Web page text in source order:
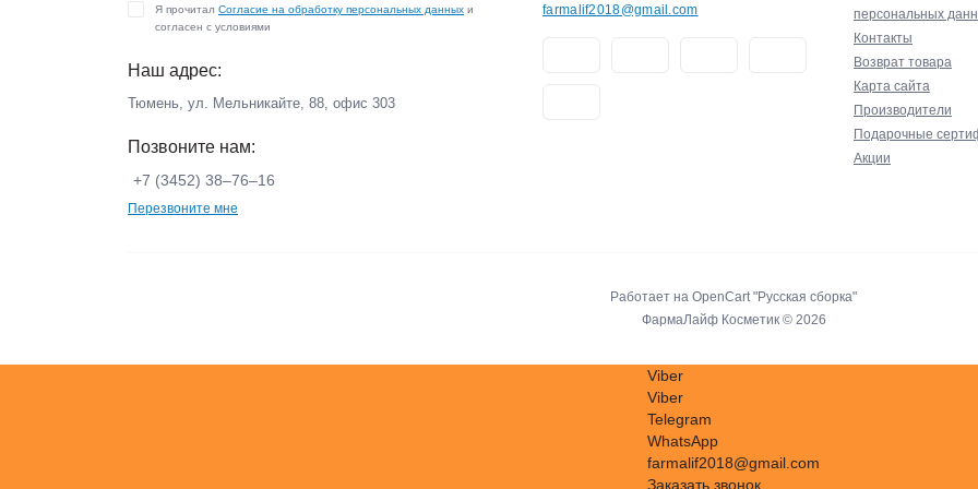
Я прочитал Согласие на обработку персональных данных и
согласен с условиями
Наш адрес:
Тюмень, ул. Мельникайте, 88, офис 303
Позвоните нам:
+7 (3452) 38‒76‒16
Перезвоните мне
farmalif2018@gmail.com
персональных
Контакты
Возврат товара
Карта сайта
Производители
Подарочные
Акции
Работает на OpenCart "Русская сборка"
ФармаЛайф Косметик © 2026
Viber
Viber
Telegram
WhatsApp
farmalif2018@gmail.com
Заказать звонок